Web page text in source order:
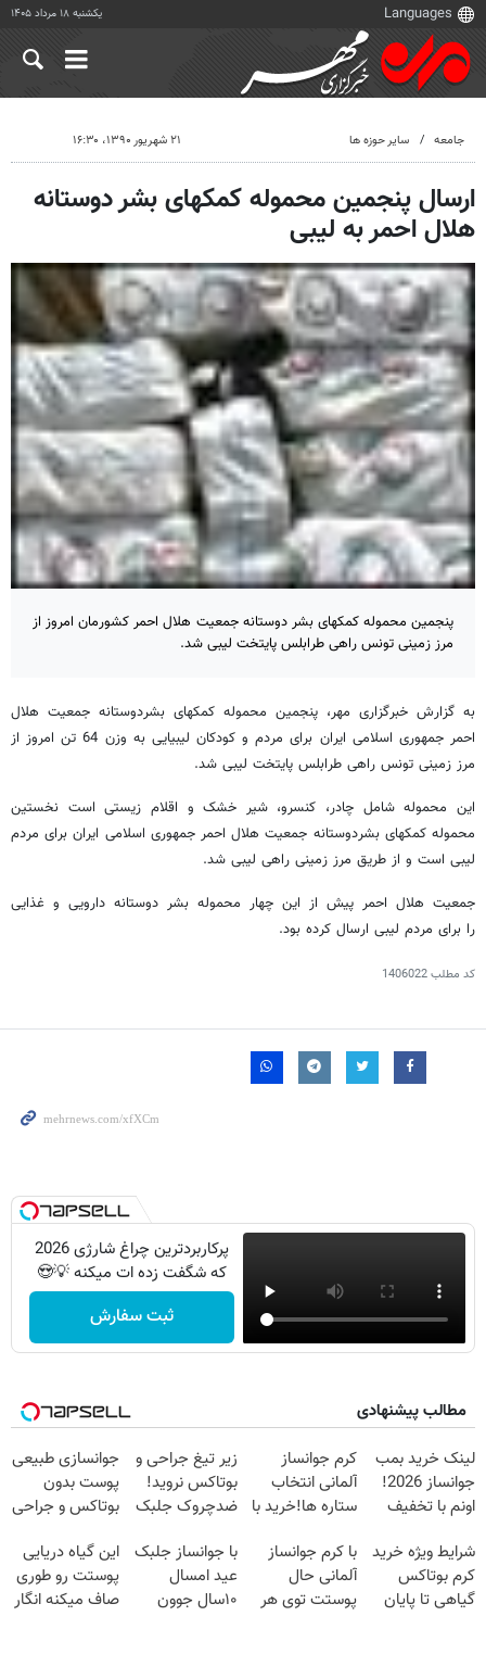
یکشنبه ۱۸ مرداد ۱۴۰۵
جامعه سایر حوزه ها ۲۱ شهریور ۱۳۹۰، ۱۶:۳۰
ارسال پنجمین محموله کمکهای بشر دوستانه
هلال احمر به لیبی
پنجمین محموله کمکهای بشر دوستانه جمعیت هلال احمر کشورمان امروز از
مرز زمینی تونس راهی طرابلس پایتخت لیبی شد.
به گزارش خبرگزاری مهر، پنجمین محموله کمکهای بشردوستانه جمعیت هلال
احمر جمهوری اسلامی ایران برای مردم و کودکان لیبیایی به وزن 64 تن امروز از
مرز زمینی تونس راهی طرابلس پایتخت لیبی شد.
این محموله شامل چادر، کنسرو، شیر خشک و اقلام زیستی است نخستین
محموله کمکهای بشردوستانه جمعیت هلال احمر جمهوری اسلامی ایران برای مردم
لیبی است و از طریق مرز زمینی راهی لیبی شد.
جمعیت هلال احمر پیش از این چهار محموله بشر دوستانه دارویی و غذایی
را برای مردم لیبی ارسال کرده بود.
کد مطلب1406022
پرکاربردترین چراغ شارژی 2026
که شگفت زده ات میکنه 💡😍
ثبت سفارش
مطالب پیشنهادی
لینک خرید بمب
جوانساز 2026!
اونم با تخفیف
کرم جوانساز
آلمانی انتخاب
ستاره ها!خرید با
زیر تیغ جراحی و
بوتاکس نروید!
ضدچروک جلبک
جوانسازی طبیعی
پوست بدون
بوتاکس و جراحی
تخفیف ویژه
شرایط ویژه خرید
کرم بوتاکس
گیاهی تا پایان
با کرم جوانساز
آلمانی حال
پوستت توی هر
با جوانساز جلبک
عید امسال
۱۰سال جوون
این گیاه دریایی
پوستت رو طوری
صاف میکنه انگار